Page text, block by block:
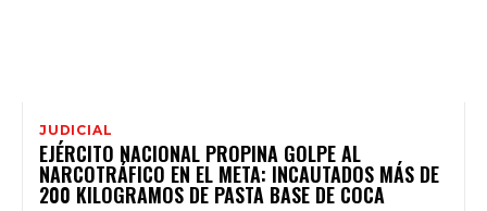
JUDICIAL
EJÉRCITO NACIONAL PROPINA GOLPE AL
NARCOTRÁFICO EN EL META: INCAUTADOS MÁS DE
200 KILOGRAMOS DE PASTA BASE DE COCA